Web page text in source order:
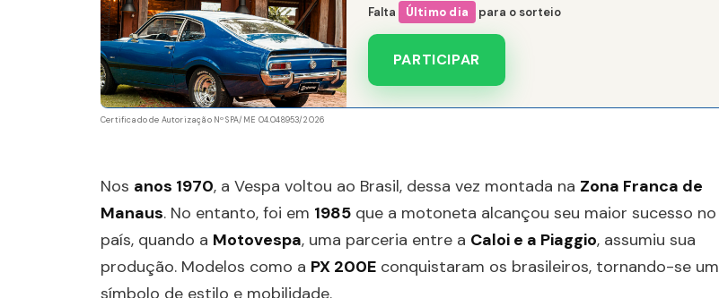
Falta Último dia para o sorteio
PARTICIPAR
Certificado de Autorização Nº SPA/ME 04.048953/2026
Nos anos 1970, a Vespa voltou ao Brasil, dessa vez montada na Zona Franca de
Manaus. No entanto, foi em 1985 que a motoneta alcançou seu maior sucesso no
país, quando a Motovespa, uma parceria entre a Caloi e a Piaggio, assumiu sua
produção. Modelos como a PX 200E conquistaram os brasileiros, tornando-se um
símbolo de estilo e mobilidade.